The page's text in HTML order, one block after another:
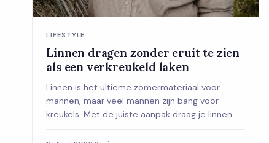
LIFESTYLE
Linnen dragen zonder eruit te zien
als een verkreukeld laken
Linnen is het ultieme zomermateriaal voor
mannen, maar veel mannen zijn bang voor
kreukels. Met de juiste aanpak draag je linnen